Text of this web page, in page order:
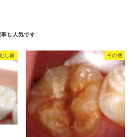
むし歯 その他